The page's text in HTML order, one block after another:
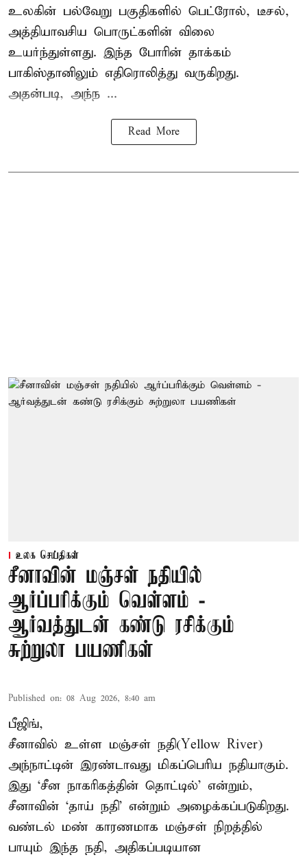
உலகின் பல்வேறு பகுதிகளில் பெட்ரோல், டீசல்,
அத்தியாவசிய பொருட்களின் விலை
உயர்ந்துள்ளது. இந்த போரின் தாக்கம்
பாகிஸ்தானிலும் எதிரொலித்து வருகிறது.
அதன்படி, அந்ந ...
Read More
உலக செய்திகள்
சீனாவின் மஞ்சள் நதியில்
ஆர்ப்பரிக்கும் வெள்ளம் -
ஆர்வத்துடன் கண்டு ரசிக்கும்
சுற்றுலா பயணிகள்
Published on: 08 Aug 2026, 8:40 am
பீஜிங்,
சீனாவில் உள்ள மஞ்சள் நதி(Yellow River)
அந்நாட்டின் இரண்டாவது மிகப்பெரிய நதியாகும்.
இது ‘சீன நாகரிகத்தின் தொட்டில்’ என்றும்,
சீனாவின் ‘தாய் நதி’ என்றும் அழைக்கப்படுகிறது.
வண்டல் மண் காரணமாக மஞ்சள் நிறத்தில்
பாயும் இந்த நதி, அதிகப்படியான